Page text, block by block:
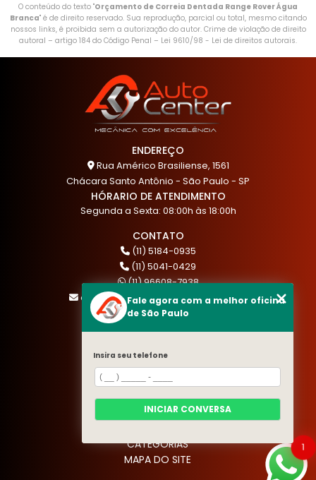
O conteúdo do texto "Orçamento de Correia Dentada Range Rover Água
Branca" é de direito reservado. Sua reprodução, parcial ou total, mesmo citando
nossos links, é proibida sem a autorização do autor. Crime de violação de direito
autoral – artigo 184 do Código Penal – Lei 9610/98 - Lei de direitos autorais.
ENDEREÇO
Rua Américo Brasiliense, 1561
Chácara Santo Antônio - São Paulo - SP
HÓRARIO DE ATENDIMENTO
Segunda a Sexta: 08:00h às 18:00h
CONTATO
(11) 5184-0935
(11) 5041-0429
(11) 96608-7938
atendimento@akautocenter.com.br
MENU
HOME
QUEM SOMOS
SERVIÇOS
BLOG
CATEGORIAS
MAPA DO SITE
1
Fale agora com a melhor oficina
de São Paulo
Insira seu telefone
INICIAR CONVERSA